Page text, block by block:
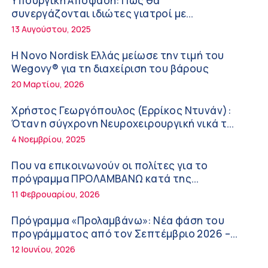
Διακοπές με ασφάλεια
6:20 πμ
Ειρήνη Ζίγκιρη (Ερρίκος Ντυνάν): H θερμική
καταπόνηση στους ηλικιωμένους
εργαζόμενους
6:11 πμ
Σύσκεψη στον ΕΟΦ για την ομαλή λειτουργία
της εφοδιαστικής αλυσίδας των φαρμάκων
στη διάρκεια του καλοκαιριού
12:08 μμ
Μιχάλης Τάτσης, Insurance & Healthcare
Analyst, διευθυντής Επιχειρηματικής
Ανάπτυξης Ομίλου HHG
11:54 πμ
Kavita Patel: Ένα στα πέντε καινοτόμα
φάρμακα φτάνει τελικά στην Ελλάδα
9:21 πμ
Υπάρχει τελικά «δίαιτα θυρεοειδούς»; Τι
συνεργάζονται ιδιώτες γιατροί με
νοσοκομεία του δημοσίου συστήματος
13 Αυγούστου, 2025
Η Novo Nordisk Ελλάς μείωσε την τιμή του
Wegovy® για τη διαχείριση του βάρους
20 Μαρτίου, 2026
Χρήστος Γεωργόπουλος (Ερρίκος Ντυνάν):
Όταν η σύγχρονη Νευροχειρουργική νικά το
φόβο!
4 Νοεμβρίου, 2025
Που να επικοινωνούν οι πολίτες για το
πρόγραμμα ΠΡΟΛΑΜΒΑΝΩ κατά της
παχυσαρκίας
11 Φεβρουαρίου, 2026
Πρόγραμμα «Προλαμβάνω»: Νέα φάση του
προγράμματος από τον Σεπτέμβριο 2026 –
Δωρεάν προληπτικές εξετάσεις έως το 2030
12 Ιουνίου, 2026